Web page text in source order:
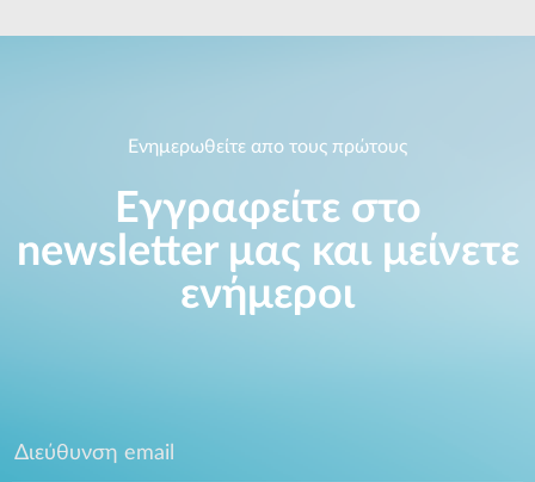
Ενημερωθείτε απο τους πρώτους
Εγγραφείτε στο
newsletter μας και μείνετε
ενήμεροι